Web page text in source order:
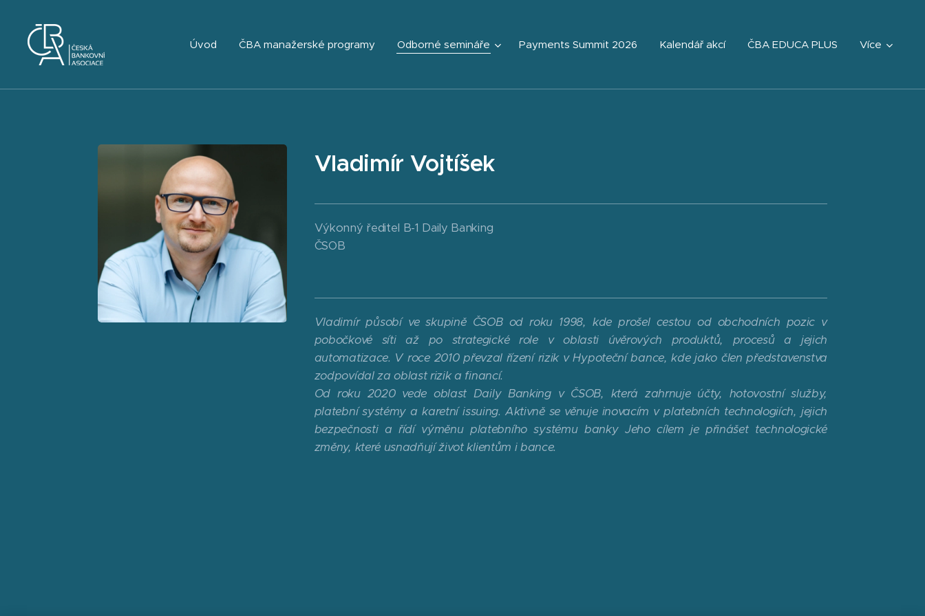
Úvod ČBA manažerské programy Odborné semináře Payments Summit 2026 Kalendář akcí ČBA EDUCA PLUS Více
Vladimír Vojtíšek
Výkonný ředitel B-1 Daily Banking
ČSOB
Vladimír působí ve skupině ČSOB od roku 1998, kde prošel cestou od obchodních pozic v
pobočkové síti až po strategické role v oblasti úvěrových produktů, procesů a jejich
automatizace. V roce 2010 převzal řízení rizik v Hypoteční bance, kde jako člen představenstva
zodpovídal za oblast rizik a financí.
Od roku 2020 vede oblast Daily Banking v ČSOB, která zahrnuje účty, hotovostní služby,
platební systémy a karetní issuing. Aktivně se věnuje inovacím v platebních technologiích, jejich
bezpečnosti a řídí výměnu platebního systému banky Jeho cílem je přinášet technologické
změny, které usnadňují život klientům i bance.